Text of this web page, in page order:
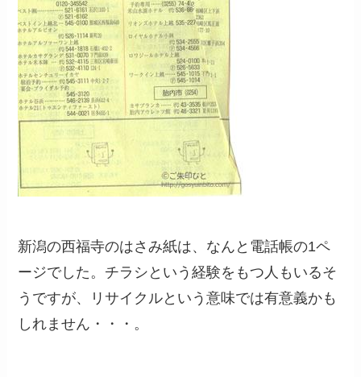
新潟の西福寺のはさみ紙は、なんと電話帳の1ペ
ージでした。チラシという経験をもつ人もいるそ
うですが、リサイクルという意味では有意義かも
しれません・・・。